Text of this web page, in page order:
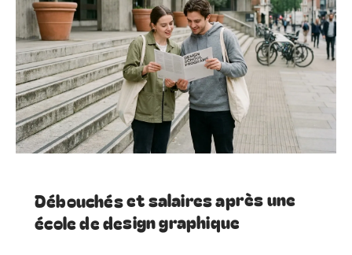
Débouchés et salaires après une
école de design graphique